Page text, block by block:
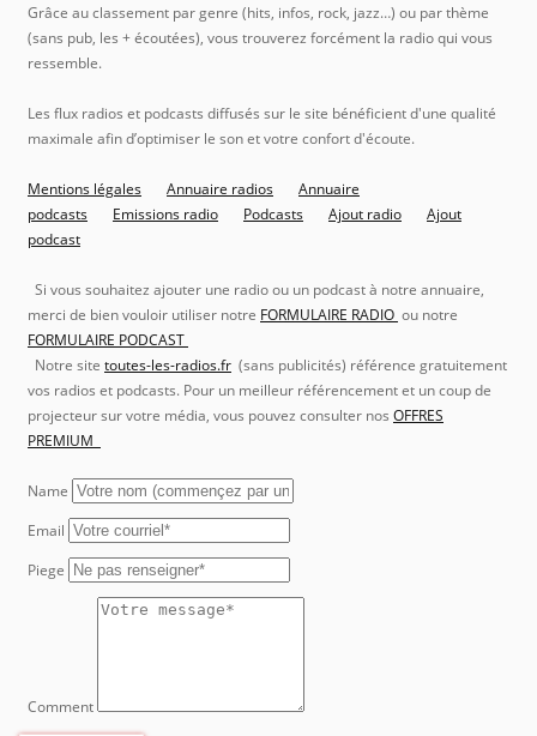
Grâce au classement par genre (hits, infos, rock, jazz…) ou par thème
(sans pub, les + écoutées), vous trouverez forcément la radio qui vous
ressemble.
Les flux radios et podcasts diffusés sur le site bénéficient d'une qualité
maximale afin d’optimiser le son et votre confort d'écoute.
Mentions légales Annuaire radios
Annuaire
podcasts
Emissions radio Podcasts Ajout radio
Ajout
podcast
Si vous souhaitez ajouter une radio ou un podcast à notre annuaire,
merci de bien vouloir utiliser notre FORMULAIRE RADIO ou notre
FORMULAIRE PODCAST
Notre site toutes-les-radios.fr (sans publicités) référence gratuitement
vos radios et podcasts. Pour un meilleur référencement et un coup de
projecteur sur votre média, vous pouvez consulter nos OFFRES
PREMIUM
Name
Email
Piege
Comment